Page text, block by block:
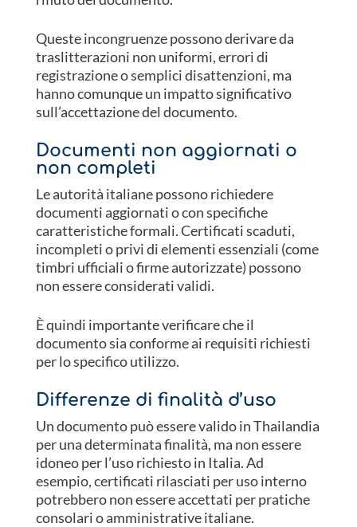
Queste incongruenze possono derivare da
traslitterazioni non uniformi, errori di
registrazione o semplici disattenzioni, ma
hanno comunque un impatto significativo
sull’accettazione del documento.
Documenti non aggiornati o
non completi
Le autorità italiane possono richiedere
documenti aggiornati o con specifiche
caratteristiche formali. Certificati scaduti,
incompleti o privi di elementi essenziali (come
timbri ufficiali o firme autorizzate) possono
non essere considerati validi.
È quindi importante verificare che il
documento sia conforme ai requisiti richiesti
per lo specifico utilizzo.
Differenze di finalità d’uso
Un documento può essere valido in Thailandia
per una determinata finalità, ma non essere
idoneo per l’uso richiesto in Italia. Ad
esempio, certificati rilasciati per uso interno
potrebbero non essere accettati per pratiche
consolari o amministrative italiane.